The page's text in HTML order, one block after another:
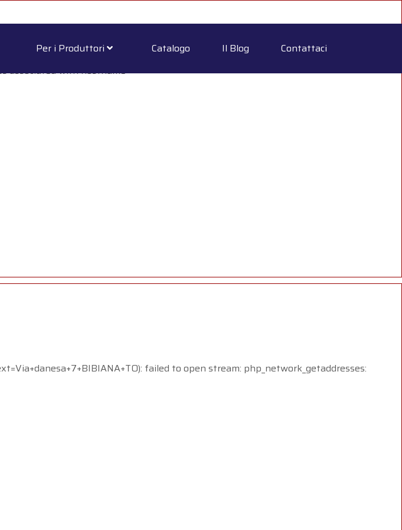
associated with hostname
failed to open stream: php_network_getaddresses:
Per i Produttori Catalogo Il Blog Contattaci